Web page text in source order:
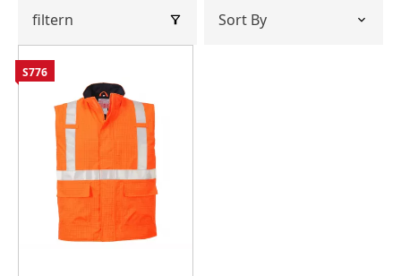
filtern
S776